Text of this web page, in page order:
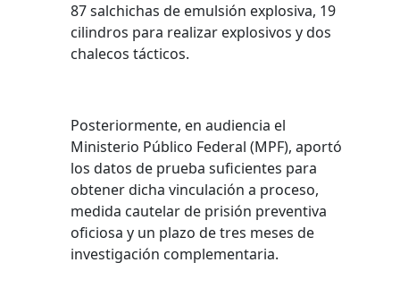
87 salchichas de emulsión explosiva, 19
cilindros para realizar explosivos y dos
chalecos tácticos.
Posteriormente, en audiencia el
Ministerio Público Federal (MPF), aportó
los datos de prueba suficientes para
obtener dicha vinculación a proceso,
medida cautelar de prisión preventiva
oficiosa y un plazo de tres meses de
investigación complementaria.